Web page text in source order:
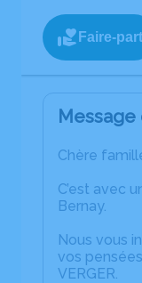
Faire-part
Chère
C’est avec
Bernay.
Nous vous
vos
VERGER.